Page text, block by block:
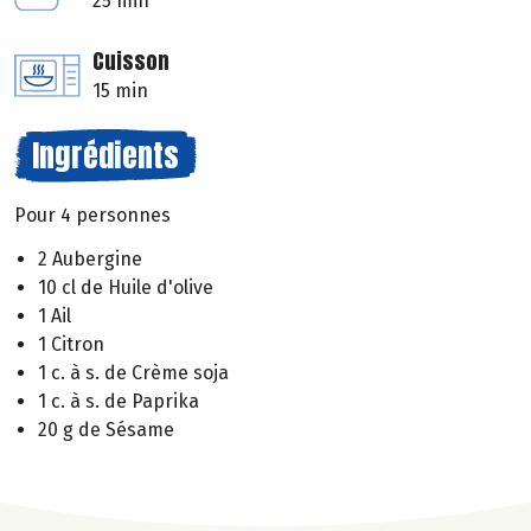
Cuisson
15 min
Ingrédients
Pour 4 personnes
2 Aubergine
10 cl de Huile d'olive
1 Ail
1 Citron
1 c. à s. de Crème soja
1 c. à s. de Paprika
20 g de Sésame